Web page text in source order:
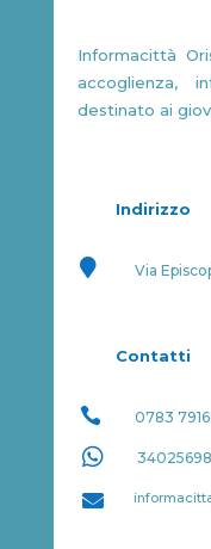
Informacittà
accoglienza,
destinato ai
Indirizzo
 Via
Contatti
 0783

